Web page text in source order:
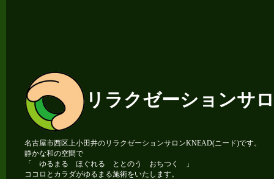
リラクゼーションサ
名古屋市西区上小田井のリラクゼーションサロンKNEAD(ニード)です。
静かな和の空間で
「 ゆるまる ほぐれる ととのう おちつく 」
ココロとカラダがゆるまる施術をいたします。